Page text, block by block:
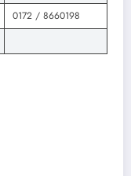
0172 / 8660198